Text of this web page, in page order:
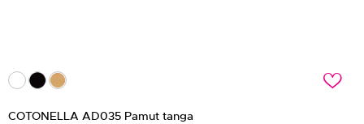
c
COTONELLA AD035 Pamut tanga